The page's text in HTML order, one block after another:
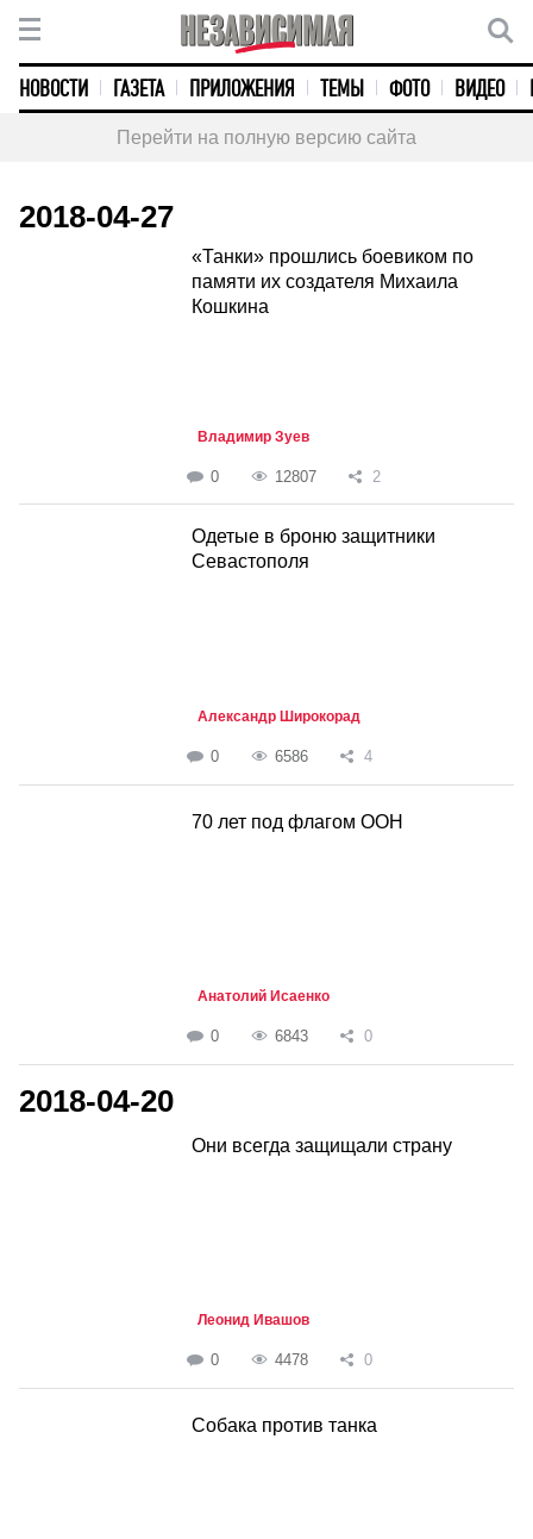
НОВОСТИ ГАЗЕТА ПРИЛОЖЕНИЯ ТЕМЫ ФОТО ВИДЕО
Перейти на полную версию сайта
2018-04-27
«Танки» прошлись боевиком по
памяти их создателя Михаила
Кошкина
Владимир Зуев
0 12807 2
Одетые в броню защитники
Севастополя
Александр Широкорад
0 6586 4
70 лет под флагом ООН
Анатолий Исаенко
0 6843 0
2018-04-20
Они всегда защищали страну
Леонид Ивашов
0 4478 0
Собака против танка